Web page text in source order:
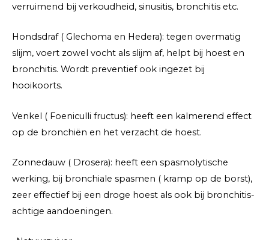
verruimend bij verkoudheid, sinusitis, bronchitis etc.
Hondsdraf ( Glechoma en Hedera): tegen overmatig
slijm, voert zowel vocht als slijm af, helpt bij hoest en
bronchitis. Wordt preventief ook ingezet bij
hooikoorts.
Venkel ( Foeniculli fructus): heeft een kalmerend effect
op de bronchiën en het verzacht de hoest.
Zonnedauw ( Drosera): heeft een spasmolytische
werking, bij bronchiale spasmen ( kramp op de borst),
zeer effectief bij een droge hoest als ook bij bronchitis-
achtige aandoeningen.